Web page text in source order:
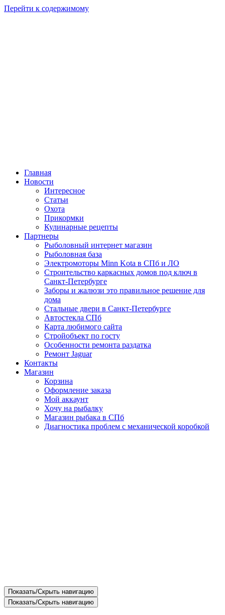
Перейти к содержимому
Главная
Новости
Интересное
Статьи
Охота
Прикормки
Кулинарные рецепты
Партнеры
Рыболовный интернет магазин
Рыболовная база
Электромоторы Minn Kota в СПб и ЛО
Строительство каркасных домов под ключ в
Санкт-Петербурге
Заборы и жалюзи это правильное решение для
дома
Стальные двери в Санкт-Петербурге
Автостекла СПб
Карта любимого сайта
Стройобъект по госту
Особенности ремонта раздатка
Ремонт Jaguar
Контакты
Магазин
Корзина
Оформление заказа
Мой аккаунт
Хочу на рыбалку
Магазин рыбака в СПб
Диагностика проблем с механической коробкой
Показать/Скрыть навигацию
Показать/Скрыть навигацию